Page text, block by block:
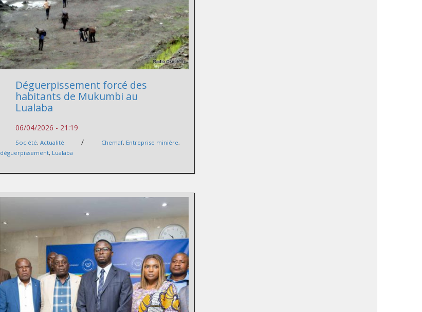
Déguerpissement forcé des
habitants de Mukumbi au
Lualaba
06/04/2026 - 21:19
Société,Actualité / Chemaf, Entreprise minière,
déguerpissement, Lualaba